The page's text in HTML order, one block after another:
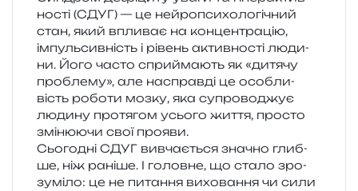
но­сті (СДУГ) — це ней­ро­пси­хо­ло­гі­чний
стан, який впли­ває на кон­цен­тра­цію,
імпуль­сив­ність і рівень актив­но­сті люди­
ни. Його часто спри­йма­ють як «дитя­чу
про­бле­му», але насправ­ді це осо­бли­
вість робо­ти мозку, яка супро­во­джує
люди­ну про­тя­гом усьо­го життя, про­сто
змі­ню­ю­чи свої прояви.
Сьогодні СДУГ вивча­є­ться зна­чно глиб­
ше, ніж рані­ше. І голов­не, що стало зро­
зумі­ло: це не пита­н­ня вихо­ва­н­ня чи сили